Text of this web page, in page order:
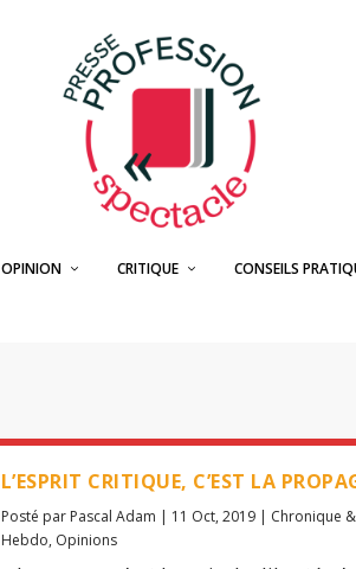
OPINION CRITIQUE CONSEILS
L’ESPRIT CRITIQUE, C’EST LA
Posté par Pascal Adam | 11 Oct, 2019| Chronique
Hebdo, Opinions